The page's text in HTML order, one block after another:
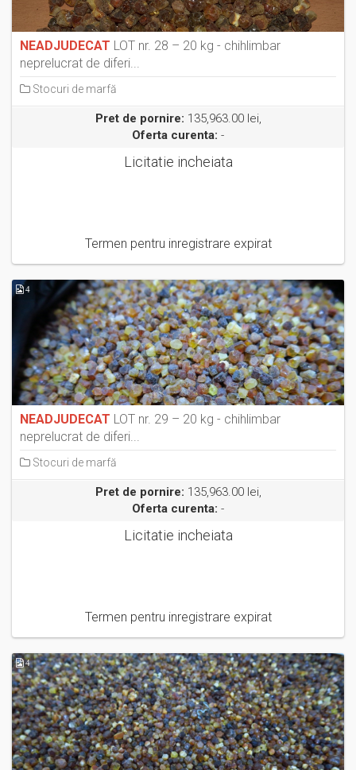
NEADJUDECAT LOT nr. 28 – 20 kg - chihlimbar
neprelucrat de diferi...
Stocuri de marfă
Pret de pornire: 135,963.00 lei,
Oferta curenta: -
Licitatie incheiata
Termen pentru inregistrare expirat
4
NEADJUDECAT LOT nr. 29 – 20 kg - chihlimbar
neprelucrat de diferi...
Stocuri de marfă
Pret de pornire: 135,963.00 lei,
Oferta curenta: -
Licitatie incheiata
Termen pentru inregistrare expirat
4